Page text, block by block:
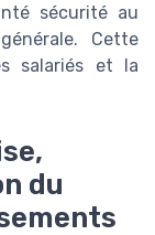
sécurité au
Cette
salariés et la
du